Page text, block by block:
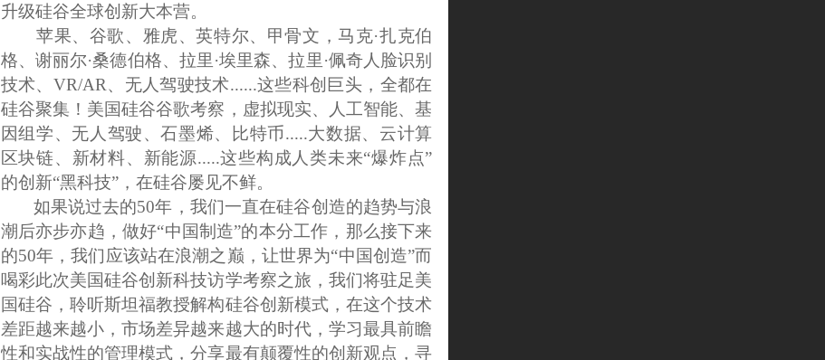
升级硅谷全球创新大本营。
苹果、谷歌、雅虎、英特尔、甲骨文，马克·扎克伯
格、谢丽尔·桑德伯格、拉里·埃里森、拉里·佩奇人脸识别
技术、VR/AR、无人驾驶技术......这些科创巨头，全都在
硅谷聚集！美国硅谷谷歌考察，虚拟现实、人工智能、基
因组学、无人驾驶、石墨烯、比特币.....大数据、云计算
区块链、新材料、新能源.....这些构成人类未来“爆炸点”
的创新“黑科技”，在硅谷屡见不鲜。
如果说过去的50年，我们一直在硅谷创造的趋势与浪
潮后亦步亦趋，做好“中国制造”的本分工作，那么接下来
的50年，我们应该站在浪潮之巅，让世界为“中国创造”而
喝彩此次美国硅谷创新科技访学考察之旅，我们将驻足美
国硅谷，聆听斯坦福教授解构硅谷创新模式，在这个技术
差距越来越小，市场差异越来越大的时代，学习最具前瞻
性和实战性的管理模式，分享最有颠覆性的创新观点，寻